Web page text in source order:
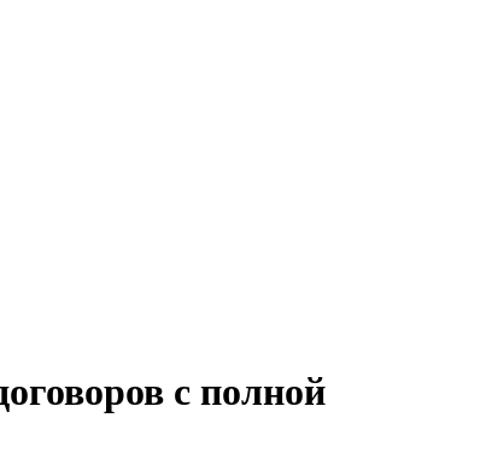
с полной